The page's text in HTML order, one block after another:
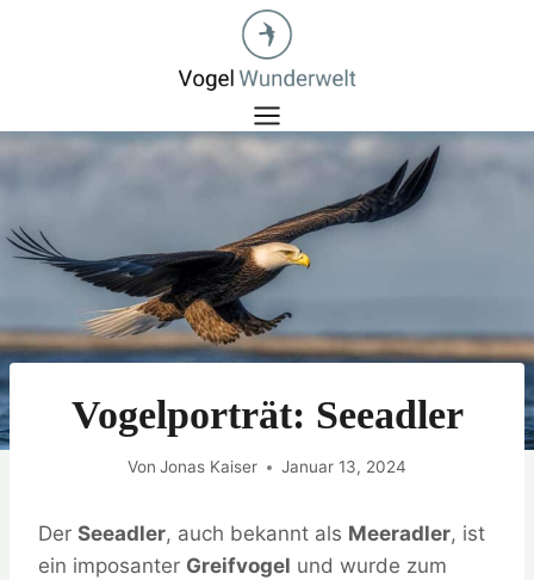
Vogelporträt: Seeadler
Von Jonas Kaiser Januar 13, 2024
Der Seeadler, auch bekannt als Meeradler, ist
ein imposanter Greifvogel und wurde zum